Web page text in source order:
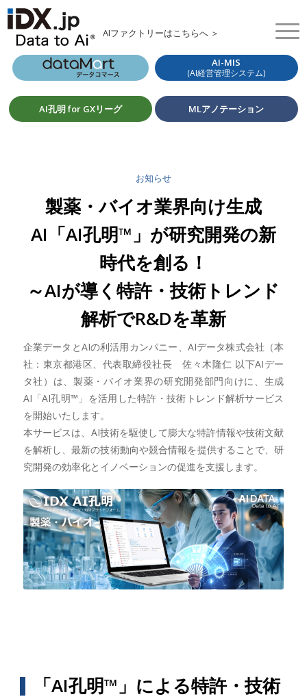
AIファクトリーはこちらへ ＞
AI-MIS
(AI経営管理システム)
AI孔明 for GXリーグ MLアノテーション
お知らせ
製薬・バイオ業界向け生成
AI「AI孔明™」が研究開発の新
時代を創る！
～AIが導く特許・技術トレンド
解析でR&Dを革新
企業データとAIの利活用カンパニー、AIデータ株式会社（本
社：東京都港区、代表取締役社長 佐々木隆仁 以下AIデー
タ社）は、製薬・バイオ業界の研究開発部門向けに、生成
AI「AI孔明™」を活用した特許・技術トレンド解析サービス
を開始いたします。
本サービスは、AI技術を駆使して膨大な特許情報や技術文献
を解析し、最新の技術動向や競合情報を提供することで、研
究開発の効率化とイノベーションの促進を支援します。
「AI孔明™」による特許・技術